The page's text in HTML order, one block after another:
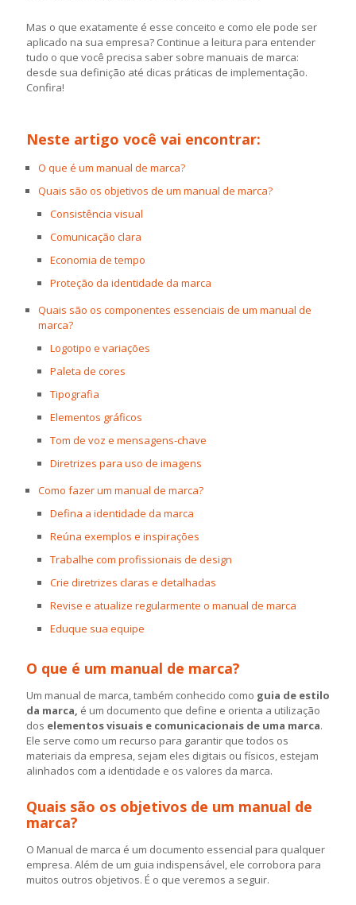
Mas o que exatamente é esse conceito e como ele pode ser
aplicado na sua empresa? Continue a leitura para entender
tudo o que você precisa saber sobre manuais de marca:
desde sua definição até dicas práticas de implementação.
Confira!
Neste artigo você vai encontrar:
O que é um manual de marca?
Quais são os objetivos de um manual de marca?
Consistência visual
Comunicação clara
Economia de tempo
Proteção da identidade da marca
Quais são os componentes essenciais de um manual de
marca?
Logotipo e variações
Paleta de cores
Tipografia
Elementos gráficos
Tom de voz e mensagens-chave
Diretrizes para uso de imagens
Como fazer um manual de marca?
Defina a identidade da marca
Reúna exemplos e inspirações
Trabalhe com profissionais de design
Crie diretrizes claras e detalhadas
Revise e atualize regularmente o manual de marca
Eduque sua equipe
O que é um manual de marca?
Um manual de marca, também conhecido como guia de estilo
da marca, é um documento que define e orienta a utilização
dos elementos visuais e comunicacionais de uma marca.
Ele serve como um recurso para garantir que todos os
materiais da empresa, sejam eles digitais ou físicos, estejam
alinhados com a identidade e os valores da marca.
Quais são os objetivos de um manual de
marca?
O Manual de marca é um documento essencial para qualquer
empresa. Além de um guia indispensável, ele corrobora para
muitos outros objetivos. É o que veremos a seguir.